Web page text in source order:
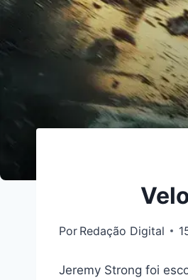
Por Redação Digital
Jeremy Strong foi